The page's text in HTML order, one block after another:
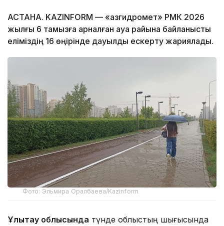
АСТАНА. KAZINFORM — «Қазгидромет» РМК 2026
жылғы 6 тамызға арналған ауа райына байланысты
еліміздің 16 өңірінде дауылды ескерту жариялады.
Фото: Эльмира Оралбаева/Kazinform
Ұлытау облысында түнде облыстың шығысында